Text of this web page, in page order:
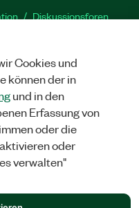
Diskussionsforen
RECHTE VORBEHALTEN.
Cookies und
können der in
und in den
Erfassung von
oder die
oder
verwalten"